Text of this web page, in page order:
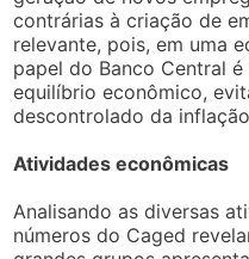
contrárias à criação de
relevante, pois, em uma
papel do Banco Central
equilíbrio econômico,
descontrolado da
Atividades econômicas
Analisando as diversas
números do Caged